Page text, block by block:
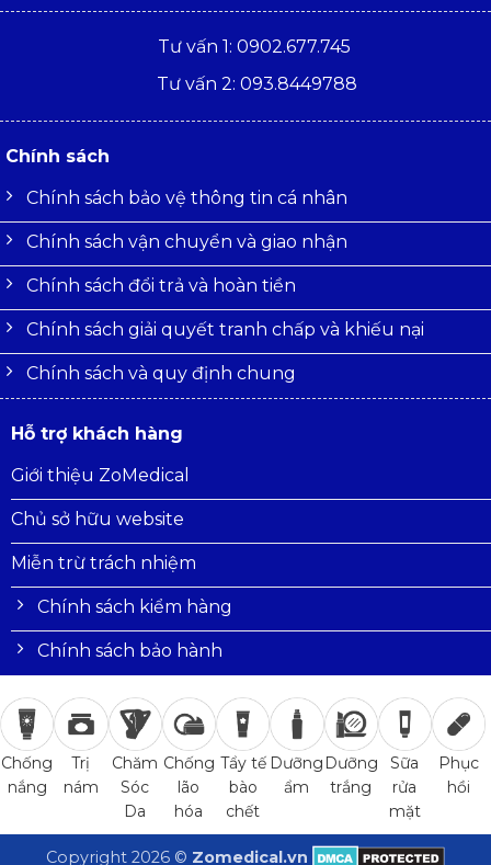
Tư vấn 1: 0902.677.745
Tư vấn 2: 093.8449788
Chính sách
Chính sách bảo vệ thông tin cá nhân
Chính sách vận chuyển và giao nhận
Chính sách đổi trả và hoàn tiền
Chính sách giải quyết tranh chấp và khiếu nại
Chính sách và quy định chung
Hỗ trợ khách hàng
Giới thiệu ZoMedical
Chủ sở hữu website
Miễn trừ trách nhiệm
Chính sách kiểm hàng
Chính sách bảo hành
Chống
nắng
Trị
nám
Chăm
Sóc
Da
Chống
lão
hóa
Tẩy tế
bào
chết
Dưỡng
ẩm
Dưỡng
trắng
Sữa
rửa
mặt
Phục
hồi
Copyright 2026 © Zomedical.vn